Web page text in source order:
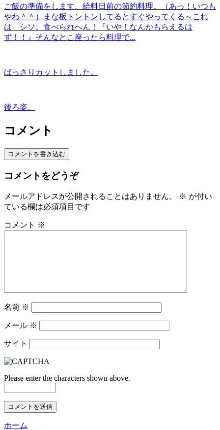
ご飯の準備をします。給料日前の節約料理。（あっ！いつも
やわ＾＾）まな板トントンしてるとすぐやってくる～これ
は シソ。食べられへん！『いや！なんかもらえるは
ず！！』そんなとこ座ったら料理で...
ばっさりカットしました。
後ろ姿。
コメント
コメントを書き込む
コメントをどうぞ
メールアドレスが公開されることはありません。 ※ が付い
ている欄は必須項目です
コメント ※
名前 ※
メール ※
サイト
Please enter the characters shown above.
ホーム